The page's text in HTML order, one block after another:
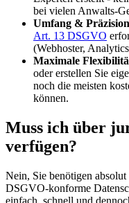
bei vielen Anwalts-
Umfang &
Art. 13 DSGVO
(Webhoster,
Maximale
oder erstellen Sie
noch die meisten
können.
Muss ich über
verfügen?
Nein, Sie benötigen
DSGVO-konforme
einfach, schnell und